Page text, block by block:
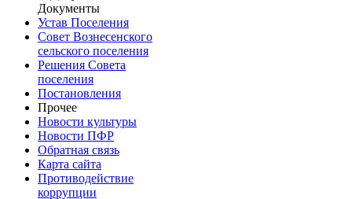
Документы
Устав Поселения
Совет Вознесенского
сельского поселения
Решения Совета
поселения
Постановления
Прочее
Новости культуры
Новости ПФР
Обратная связь
Карта сайта
Противодействие
коррупции